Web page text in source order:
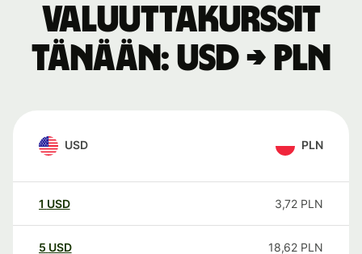
Valuuttakurssit
tänään: USD → PLN
USD PLN
1 USD 3,72 PLN
5 USD 18,62 PLN